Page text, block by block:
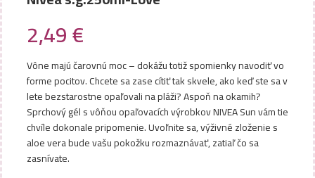
2,49€
Vône majú čarovnú moc – dokážu totiž spomienky navodiť vo
forme pocitov. Chcete sa zase cítiť tak skvele, ako keď ste sa v
lete bezstarostne opaľovali na pláži? Aspoň na okamih?
Sprchový gél s vôňou opaľovacích výrobkov NIVEA Sun vám tie
chvíle dokonale pripomenie. Uvoľnite sa, výživné zloženie s
aloe vera bude vašu pokožku rozmaznávať, zatiaľ čo sa
zasnívate.